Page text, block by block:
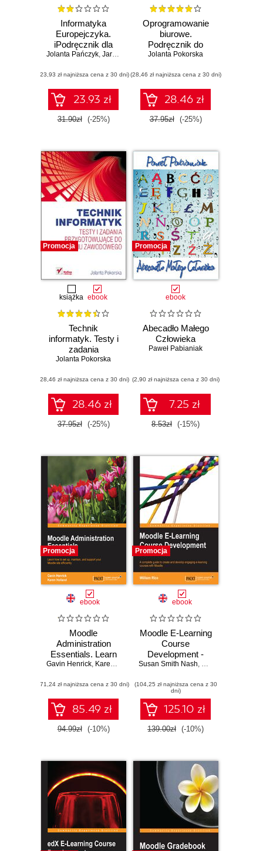
Informatyka
Europejczyka.
iPodręcznik dla
gimnazjum
Jolanta Pańczyk, Jarosław Skłodowski
(23,93 zł najniższa cena z 30 dni)
23.93 zł
31.90zł (-25%)
Oprogramowanie
biurowe.
Podręcznik do
nauki zawodu
Jolanta Pokorska
(28,46 zł najniższa cena z 30 dni)
28.46 zł
37.95zł (-25%)
Promocja
książka ebook
Technik
informatyk. Testy i
zadania
przygotowujące do
zawodowego
Jolanta Pokorska
(28,46 zł najniższa cena z 30 dni)
28.46 zł
37.95zł (-25%)
Promocja
ebook
Abecadło Małego
Człowieka
Paweł Pabianiak
(2,90 zł najniższa cena z 30 dni)
7.25 zł
8.53zł (-15%)
Promocja
ebook
Moodle
Administration
Essentials. Learn
how to set up,
support your
Moodle site
efficiently
Gavin Henrick, Karen Holland
(71,24 zł najniższa cena z 30 dni)
85.49 zł
94.99zł (-10%)
Promocja
ebook
Moodle E-Learning
Course
Development -
Third Edition: RAW.
to create and
develop engaging
e-learning courses
with Moodle
Susan Smith Nash, William Rice
(104,25 zł najniższa cena z 30
dni)
125.10 zł
139.00zł (-10%)